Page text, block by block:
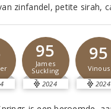
zinfandel, petite sirah,
95
James
Suckling
2024
95
Vinous
2024